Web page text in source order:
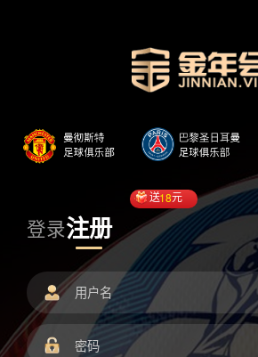
登录注册
送18元